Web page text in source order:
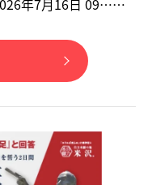
年7月16日 09……